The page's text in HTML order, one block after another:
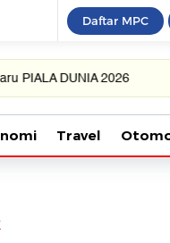
Daftar MPC
2026
Travel